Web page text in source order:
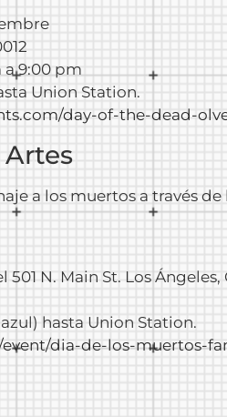
a 9:00 pm
Union Station.
day-of-the-dead-
a los muertos a través
N. Main St. Los Ángeles,
hasta Union Station.
event/dia-de-los-muertos-